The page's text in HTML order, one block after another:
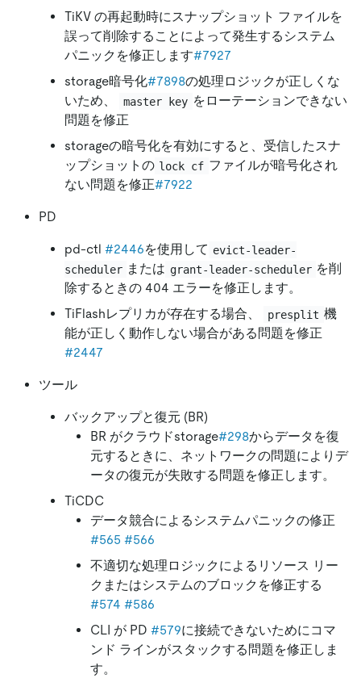
TiKV の再起動時にスナップショット ファイルを
誤って削除することによって発生するシステム
パニックを修正します#7927
storage暗号化#7898の処理ロジックが正しくな
いため、
master key をローテーションできない
問題を修正
storageの暗号化を有効にすると、受信したスナ
ップショットの lock cf ファイルが暗号化され
ない問題を修正#7922
PD
pd-ctl #2446を使用して evict-leader-
scheduler または grant-leader-scheduler を削
除するときの 404 エラーを修正します。
TiFlashレプリカが存在する場合、
presplit 機
能が正しく動作しない場合がある問題を修正
#2447
ツール
バックアップと復元 (BR)
BR がクラウドstorage#298からデータを復
元するときに、ネットワークの問題によりデ
ータの復元が失敗する問題を修正します。
TiCDC
データ競合によるシステムパニックの修正
#565 #566
不適切な処理ロジックによるリソース リー
クまたはシステムのブロックを修正する
#574 #586
CLI が PD #579に接続できないためにコマ
ンド ラインがスタックする問題を修正しま
す。